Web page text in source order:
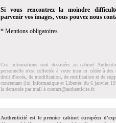
Si vous rencontrez la moindre
parvenir vos images, vous pouvez nous
* Mentions obligatoires
Ces informations sont destinées au cabinet
personnelle n'est collectée à votre insu ni cédée à
droit d'accés, de modification, de rectification et de
concernant (loi Informatique et Libertés du 6 janvier
la demande par mail à contact@authenticite.fr.
Authenticité est le premier cabinet européen